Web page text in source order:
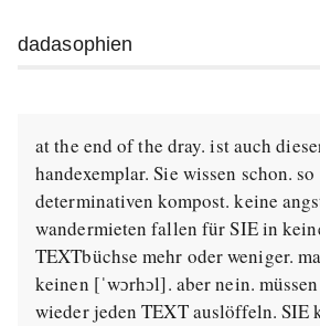
dadasophien
at the end of the dray. ist auch
handexemplar. Sie wissen schon.
determinativen kompost. keine
wandermieten fallen für SIE in
TEXTbüchse mehr oder weniger.
keinen [ˈwɔrhɔl]. aber nein.
wieder jeden TEXT auslöffeln. SIE